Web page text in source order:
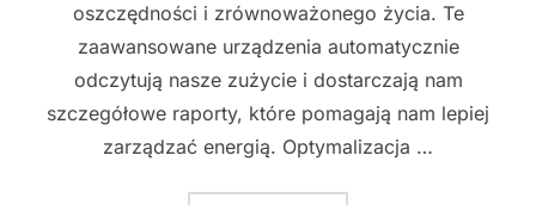
oszczędności i zrównoważonego życia. Te
zaawansowane urządzenia automatycznie
odczytują nasze zużycie i dostarczają nam
szczegółowe raporty, które pomagają nam lepiej
zarządzać energią. Optymalizacja …